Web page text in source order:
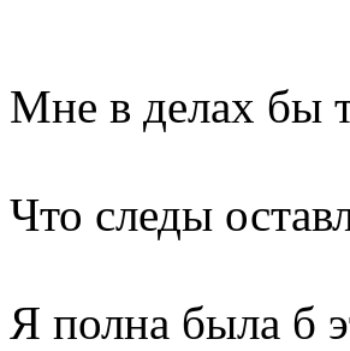
Мне в делах бы
Что следы
Я полна была б